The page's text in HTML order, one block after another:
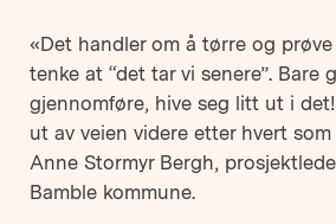
«Det handler om å tørre og
tenke at “det tar vi senere”. Bare
gjennomføre, hive seg litt ut i
ut av veien videre etter hvert som
Anne Stormyr Bergh,
Bamble kommune.